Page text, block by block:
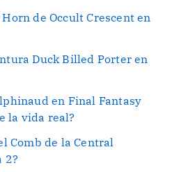
de Occult Crescent en
Duck Billed Porter en
en Final Fantasy
la vida real?
Comb de la Central
2?